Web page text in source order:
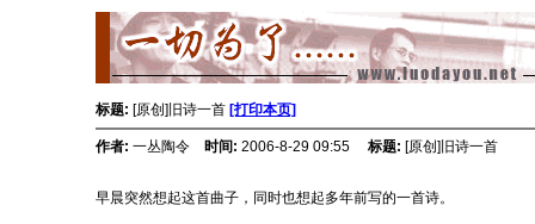
标题: [原创]旧诗一首 [打印本页]
作者: 一丛陶令 时间: 2006-8-29 09:55 标题: [原创]旧诗一首
早晨突然想起这首曲子，同时也想起多年前写的一首诗。